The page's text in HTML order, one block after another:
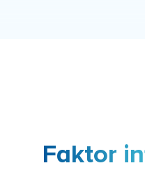
Faktor